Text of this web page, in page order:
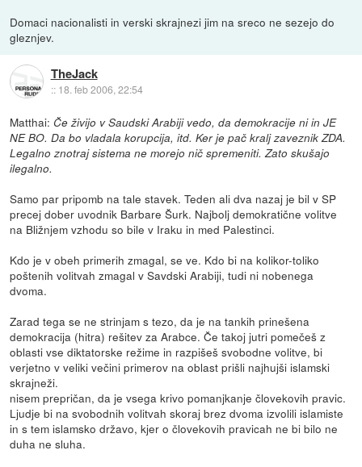
Domaci nacionalisti in verski skrajnezi jim na sreco ne sezejo do
gleznjev.
TheJack
:: 18. feb 2006, 22:54
Matthai: Če živijo v Saudski Arabiji vedo, da demokracije ni in JE
NE BO. Da bo vladala korupcija, itd. Ker je pač kralj zaveznik ZDA.
Legalno znotraj sistema ne morejo nič spremeniti. Zato skušajo
ilegalno.
Samo par pripomb na tale stavek. Teden ali dva nazaj je bil v SP
precej dober uvodnik Barbare Šurk. Najbolj demokratične volitve
na Bližnjem vzhodu so bile v Iraku in med Palestinci.
Kdo je v obeh primerih zmagal, se ve. Kdo bi na kolikor-toliko
poštenih volitvah zmagal v Savdski Arabiji, tudi ni nobenega
dvoma.
Zarad tega se ne strinjam s tezo, da je na tankih prinešena
demokracija (hitra) rešitev za Arabce. Če takoj jutri pomečeš z
oblasti vse diktatorske režime in razpišeš svobodne volitve, bi
verjetno v veliki večini primerov na oblast prišli najhujši islamski
skrajneži.
nisem prepričan, da je vsega krivo pomanjkanje človekovih pravic.
Ljudje bi na svobodnih volitvah skoraj brez dvoma izvolili islamiste
in s tem islamsko državo, kjer o človekovih pravicah ne bi bilo ne
duha ne sluha.